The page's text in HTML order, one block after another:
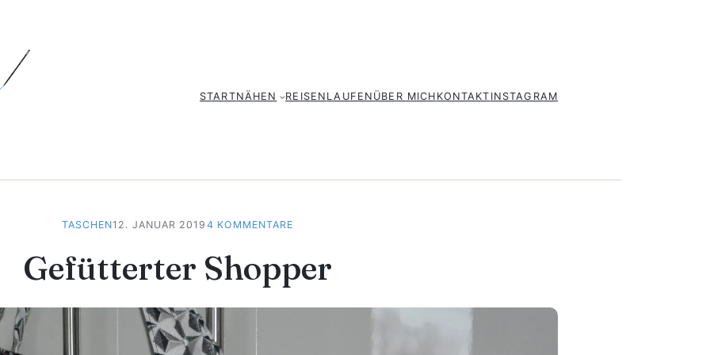
STARTNÄHEN REISEN LAUFEN ÜBER MICH KONTAKT INSTAGRAM
TASCHEN12. JANUAR 2019 4 KOMMENTARE
Gefütterter Shopper